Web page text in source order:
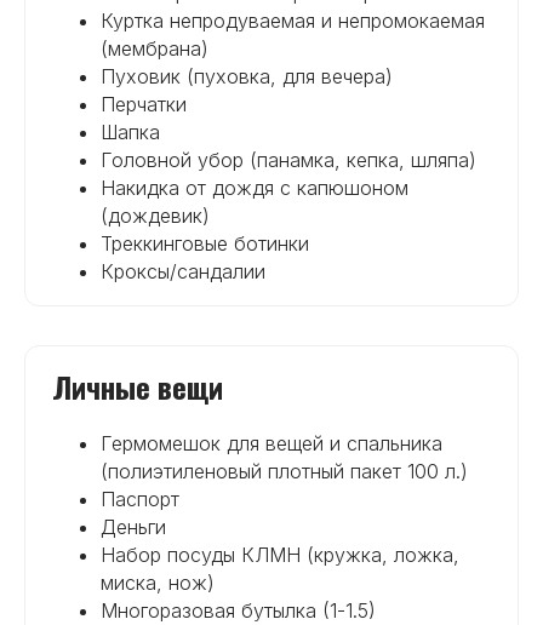
Куртка непродуваемая и непромокаемая
(мембрана)
Пуховик (пуховка, для вечера)
Перчатки
Шапка
Головной убор (панамка, кепка, шляпа)
Накидка от дождя с капюшоном
(дождевик)
Треккинговые ботинки
Кроксы/сандалии
Личные вещи
Гермомешок для вещей и спальника
(полиэтиленовый плотный пакет 100 л.)
Паспорт
Деньги
Набор посуды КЛМН (кружка, ложка,
миска, нож)
Многоразовая бутылка (1-1.5)